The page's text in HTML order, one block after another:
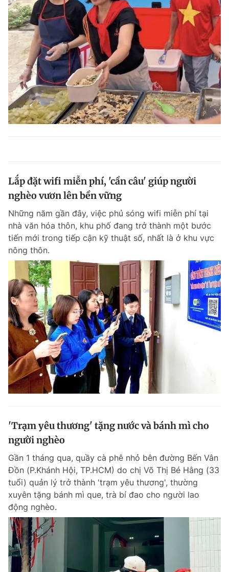
Lắp đặt wifi miễn phí, 'cần câu' giúp người
nghèo vươn lên bền vững
Những năm gần đây, việc phủ sóng wifi miễn phí tại
nhà văn hóa thôn, khu phố đang trở thành một bước
tiến mới trong tiếp cận kỹ thuật số, nhất là ở khu vực
nông thôn.
'Trạm yêu thương' tặng nước và bánh mì cho
người nghèo
Gần 1 tháng qua, quầy cà phê nhỏ bên đường Bến Vân
Đồn (P.Khánh Hội, TP.HCM) do chị Võ Thị Bé Hằng (33
tuổi) quản lý trở thành 'trạm yêu thương', thường
xuyên tặng bánh mì que, trà bí đao cho người lao
động nghèo.